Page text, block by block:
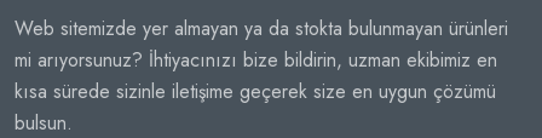
Web sitemizde yer almayan ya da stokta bulunmayan ürünleri
mi arıyorsunuz? İhtiyacınızı bize bildirin, uzman ekibimiz en
kısa sürede sizinle iletişime geçerek size en uygun çözümü
bulsun.